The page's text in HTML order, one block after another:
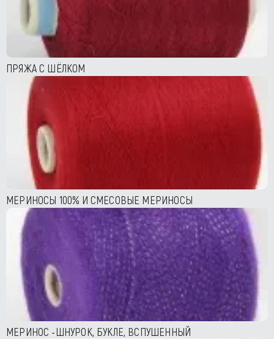
ПРЯЖА С ШЁЛКОМ
МЕРИНОСЫ 100% И СМЕСОВЫЕ МЕРИНОСЫ
МЕРИНОС -ШНУРОК, БУКЛЕ, ВСПУШЕННЫЙ